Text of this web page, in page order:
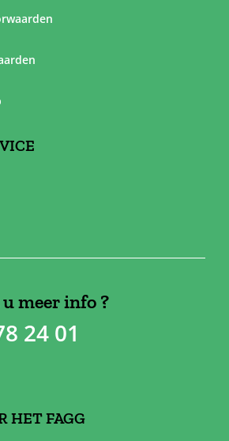
meer info ?
24 01
HET FAGG